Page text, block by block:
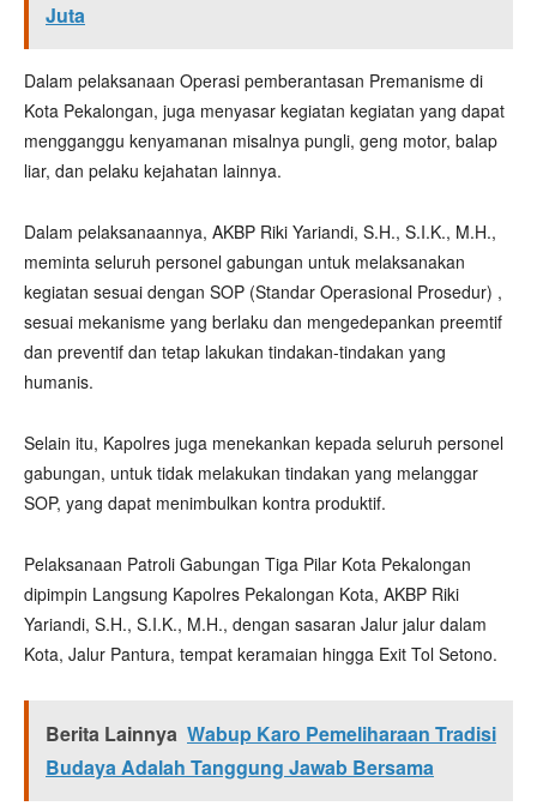
Juta
Dalam pelaksanaan Operasi pemberantasan Premanisme di
Kota Pekalongan, juga menyasar kegiatan kegiatan yang dapat
mengganggu kenyamanan misalnya pungli, geng motor, balap
liar, dan pelaku kejahatan lainnya.
Dalam pelaksanaannya, AKBP Riki Yariandi, S.H., S.I.K., M.H.,
meminta seluruh personel gabungan untuk melaksanakan
kegiatan sesuai dengan SOP (Standar Operasional Prosedur) ,
sesuai mekanisme yang berlaku dan mengedepankan preemtif
dan preventif dan tetap lakukan tindakan-tindakan yang
humanis.
Selain itu, Kapolres juga menekankan kepada seluruh personel
gabungan, untuk tidak melakukan tindakan yang melanggar
SOP, yang dapat menimbulkan kontra produktif.
Pelaksanaan Patroli Gabungan Tiga Pilar Kota Pekalongan
dipimpin Langsung Kapolres Pekalongan Kota, AKBP Riki
Yariandi, S.H., S.I.K., M.H., dengan sasaran Jalur jalur dalam
Kota, Jalur Pantura, tempat keramaian hingga Exit Tol Setono.
Berita Lainnya Wabup Karo Pemeliharaan Tradisi
Budaya Adalah Tanggung Jawab Bersama